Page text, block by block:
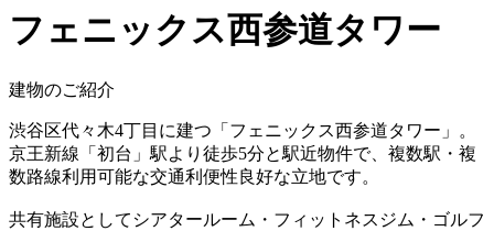
フェニックス西参道タワー
建物のご紹介
渋谷区代々木4丁目に建つ「フェニックス西参道タワー」。
京王新線「初台」駅より徒歩5分と駅近物件で、複数駅・複
数路線利用可能な交通利便性良好な立地です。
共有施設としてシアタールーム・フィットネスジム・ゴルフ